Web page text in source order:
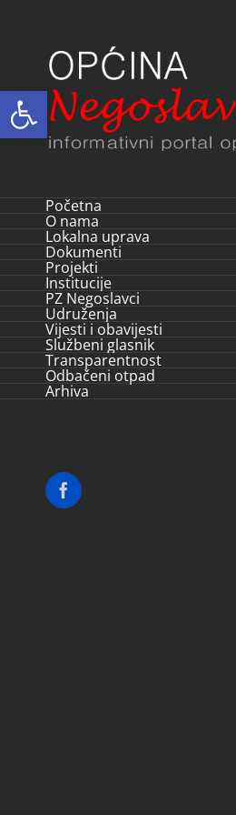
Open toolbar
Početna
O nama
Lokalna uprava
Dokumenti
Projekti
Institucije
PZ Negoslavci
Udruženja
Vijesti i obavijesti
Službeni glasnik
Transparentnost
Odbačeni otpad
Arhiva
Facebook